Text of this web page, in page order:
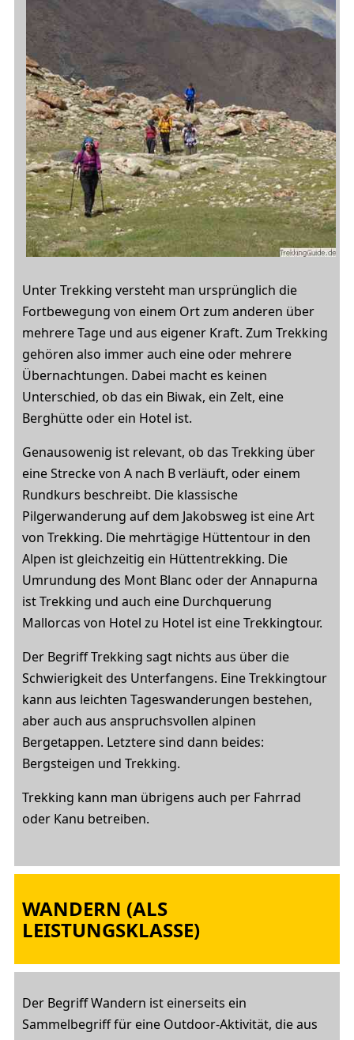
Unter Trekking versteht man ursprünglich die
Fortbewegung von einem Ort zum anderen über
mehrere Tage und aus eigener Kraft. Zum Trekking
gehören also immer auch eine oder mehrere
Übernachtungen. Dabei macht es keinen
Unterschied, ob das ein Biwak, ein Zelt, eine
Berghütte oder ein Hotel ist.
Genausowenig ist relevant, ob das Trekking über
eine Strecke von A nach B verläuft, oder einem
Rundkurs beschreibt. Die klassische
Pilgerwanderung auf dem Jakobsweg ist eine Art
von Trekking. Die mehrtägige Hüttentour in den
Alpen ist gleichzeitig ein Hüttentrekking. Die
Umrundung des Mont Blanc oder der Annapurna
ist Trekking und auch eine Durchquerung
Mallorcas von Hotel zu Hotel ist eine Trekkingtour.
Der Begriff Trekking sagt nichts aus über die
Schwierigkeit des Unterfangens. Eine Trekkingtour
kann aus leichten Tageswanderungen bestehen,
aber auch aus anspruchsvollen alpinen
Bergetappen. Letztere sind dann beides:
Bergsteigen und Trekking.
Trekking kann man übrigens auch per Fahrrad
oder Kanu betreiben.
WANDERN (ALS
LEISTUNGSKLASSE)
Der Begriff Wandern ist einerseits ein
Sammelbegriff für eine Outdoor-Aktivität, die aus